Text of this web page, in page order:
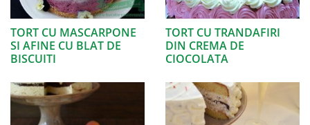
TORT CU MASCARPONE
SI AFINE CU BLAT DE
BISCUITI
TORT CU TRANDAFIRI
DIN CREMA DE
CIOCOLATA